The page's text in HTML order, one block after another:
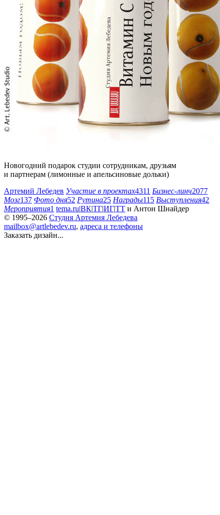
Новогодний подарок студии сотрудникам, друзьям
и партнерам (лимонные и апельсиновые дольки)
Артемий Лебедев Участие в проектах4311 Бизнес-линч2077
Мозг137 Фото дня52 Рутина25 Награды115 Выступления42
Мероприятия1 tema.ru|ВК|ТГ|ИГ|ТТ и Антон Шнайдер
© 1995–2026 Студия Артемия Лебедева
mailbox@artlebedev.ru, адреса и телефоны
Заказать дизайн...